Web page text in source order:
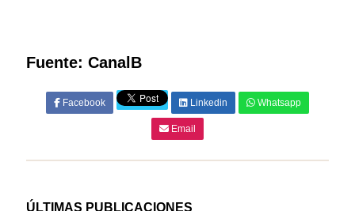
Fuente: CanalB
Facebook Linkedin Whatsapp
Email
ÚLTIMAS PUBLICACIONES